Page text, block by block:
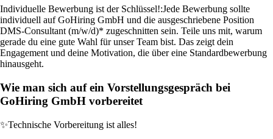
Individuelle Bewerbung ist der Schlüssel!:Jede Bewerbung sollte
individuell auf GoHiring GmbH und die ausgeschriebene Position
DMS-Consultant (m/w/d)* zugeschnitten sein. Teile uns mit, warum
gerade du eine gute Wahl für unser Team bist. Das zeigt dein
Engagement und deine Motivation, die über eine Standardbewerbung
hinausgeht.
Wie man sich auf ein Vorstellungsgespräch bei
GoHiring GmbH vorbereitet
✨Technische Vorbereitung ist alles!